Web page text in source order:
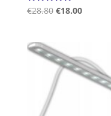
Ocenjeno
€28.80 €18.00